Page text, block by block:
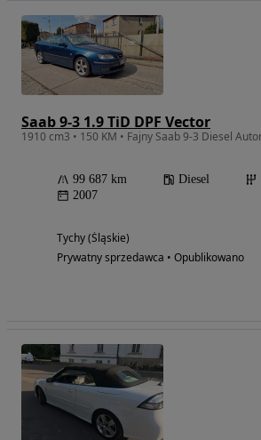
Saab 9-3 1.9 TiD DPF Vector
99 687 km Diesel
2007
Tychy (Śląskie)
Prywatny sprzedawca • Opublikowano